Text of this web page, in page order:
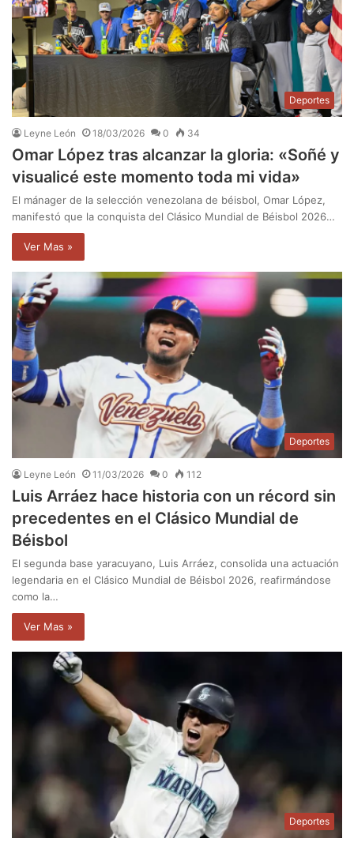
Deportes
Leyne León 18/03/2026 0 34
Omar López tras alcanzar la gloria: «Soñé y
visualicé este momento toda mi vida»
El mánager de la selección venezolana de béisbol, Omar López,
manifestó que la conquista del Clásico Mundial de Béisbol 2026…
Ver Mas »
Deportes
Leyne León 11/03/2026 0 112
Luis Arráez hace historia con un récord sin
precedentes en el Clásico Mundial de
Béisbol
El segunda base yaracuyano, Luis Arráez, consolida una actuación
legendaria en el Clásico Mundial de Béisbol 2026, reafirmándose
como la…
Ver Mas »
Deportes